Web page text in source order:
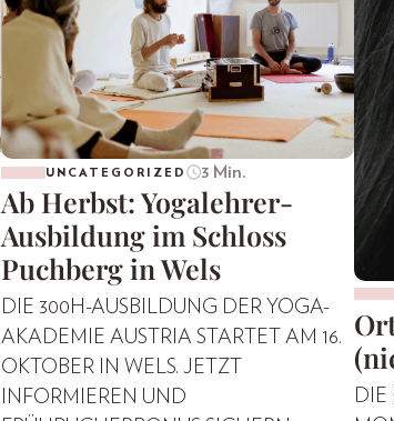
UNCATEGORIZED 3 Min.
Ab Herbst: Yogalehrer-
Ausbildung im Schloss
Puchberg in Wels
DIE 300H-AUSBILDUNG DER YOGA-
AKADEMIE AUSTRIA STARTET AM 16.
OKTOBER IN WELS. JETZT
INFORMIEREN UND
DIE